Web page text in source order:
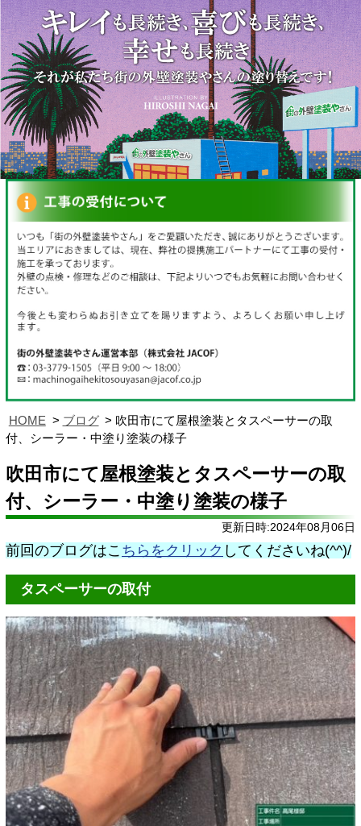
HOME ブログ
吹田市にて屋根塗装とタスペーサーの取
付、シーラー・中塗り塗装の様子
吹田市にて屋根塗装とタスペーサーの取
付、シーラー・中塗り塗装の様子
更新日時:2024年08月06日
前回のブログはこ ちらをクリック してくださいね(^^)/
タスペーサーの取付